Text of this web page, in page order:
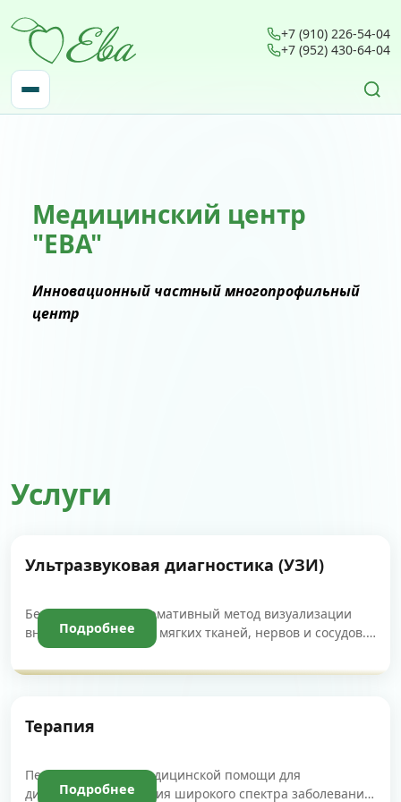
+7 (910) 226-54-04
+7 (952) 430-64-04
Медицинский центр
"ЕВА"
Инновационный частный многопрофильный
центр
Услуги
Ультразвуковая диагностика (УЗИ)
Безопасный и информативный метод визуализации
внутренних органов, мягких тканей, нервов и сосудов.
Позволяет быстро выявить патологии на ранних
стадиях без лучевой нагрузки.
Подробнее
Терапия
Первичное звено медицинской помощи для
диагностики и лечения широкого спектра заболеваний
Подробнее